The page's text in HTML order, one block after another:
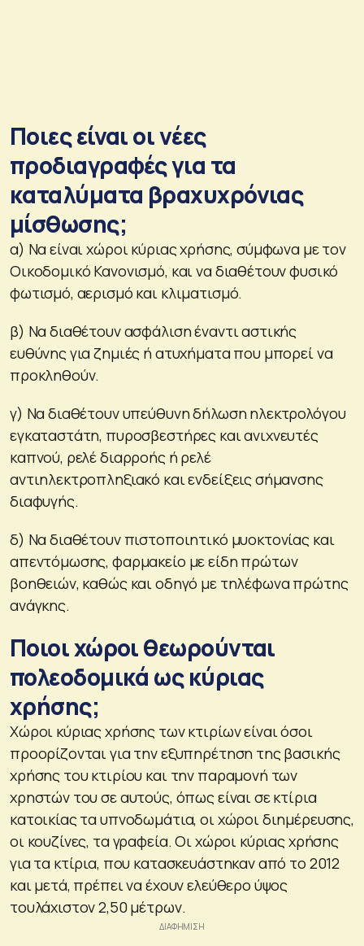
Ποιες είναι οι νέες
προδιαγραφές για τα
καταλύματα βραχυχρόνιας
μίσθωσης;
α) Να είναι χώροι κύριας χρήσης, σύμφωνα με τον
Οικοδομικό Κανονισμό, και να διαθέτουν φυσικό
φωτισμό, αερισμό και κλιματισμό.
β) Να διαθέτουν ασφάλιση έναντι αστικής
ευθύνης για ζημιές ή ατυχήματα που μπορεί να
προκληθούν.
γ) Να διαθέτουν υπεύθυνη δήλωση ηλεκτρολόγου
εγκαταστάτη, πυροσβεστήρες και ανιχνευτές
καπνού, ρελέ διαρροής ή ρελέ
αντιηλεκτροπληξιακό και ενδείξεις σήμανσης
διαφυγής.
δ) Να διαθέτουν πιστοποιητικό μυοκτονίας και
απεντόμωσης, φαρμακείο με είδη πρώτων
βοηθειών, καθώς και οδηγό με τηλέφωνα πρώτης
ανάγκης.
Ποιοι χώροι θεωρούνται
πολεοδομικά ως κύριας
χρήσης;
Χώροι κύριας χρήσης των κτιρίων είναι όσοι
προορίζονται για την εξυπηρέτηση της βασικής
χρήσης του κτιρίου και την παραμονή των
χρηστών του σε αυτούς, όπως είναι σε κτίρια
κατοικίας τα υπνοδωμάτια, οι χώροι διημέρευσης,
οι κουζίνες, τα γραφεία. Οι χώροι κύριας χρήσης
για τα κτίρια, που κατασκευάστηκαν από το 2012
και μετά, πρέπει να έχουν ελεύθερο ύψος
τουλάχιστον 2,50 μέτρων.